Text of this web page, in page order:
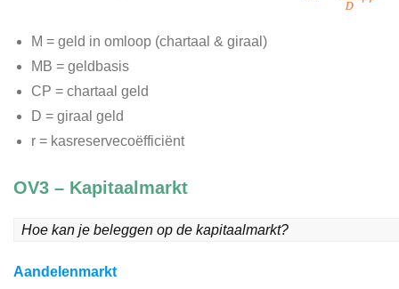
M = geld in omloop (chartaal & giraal)
MB = geldbasis
CP = chartaal geld
D = giraal geld
r = kasreservecoëfficiënt
OV3 – Kapitaalmarkt
Hoe kan je beleggen op de kapitaalmarkt?
Aandelenmarkt